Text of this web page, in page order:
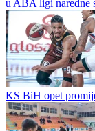
ABA liga usvojila
2026/27 donosi
ABA liga usvojila
2026/27 donosi
je u Zagrebu i